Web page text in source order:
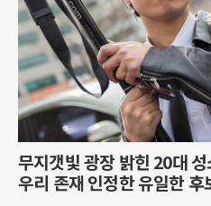
무지갯빛 광장 밝힌 20대
우리 존재 인정한 유일한